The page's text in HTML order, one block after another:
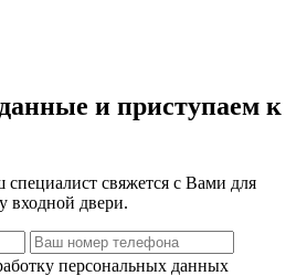
и приступаем к
свяжется с Вами для
входной двери.
персональных данных